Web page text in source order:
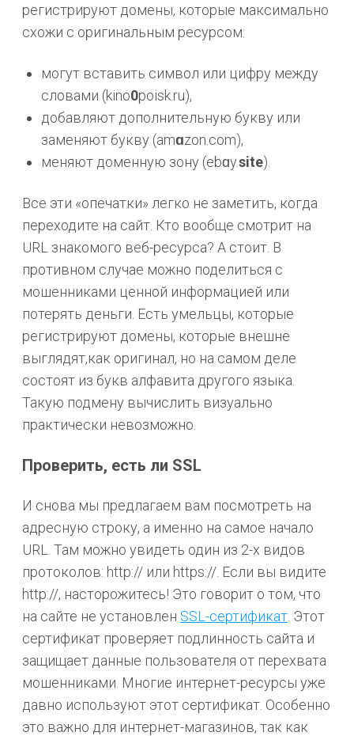
регистрируют домены, которые максимально
схожи с оригинальным ресурсом:
могут вставить символ или цифру между
словами (kino0poisk.ru),
добавляют дополнительную букву или
заменяют букву (amɑzon.com),
меняют доменную зону (ebɑy.site).
Все эти «опечатки» легко не заметить, когда
переходите на сайт. Кто вообще смотрит на
URL знакомого веб-ресурса? А стоит. В
противном случае можно поделиться с
мошенниками ценной информацией или
потерять деньги. Есть умельцы, которые
регистрируют домены, которые внешне
выглядят,как оригинал, но на самом деле
состоят из букв алфавита другого языка.
Такую подмену вычислить визуально
практически невозможно.
Проверить, есть ли SSL
И снова мы предлагаем вам посмотреть на
адресную строку, а именно на самое начало
URL. Там можно увидеть один из 2-х видов
протоколов: http:// или https://. Если вы видите
http://, насторожитесь! Это говорит о том, что
на сайте не установлен SSL-сертификат . Этот
сертификат проверяет подлинность сайта и
защищает данные пользователя от перехвата
мошенниками. Многие интернет-ресурсы уже
давно используют этот сертификат. Особенно
это важно для интернет-магазинов, так как